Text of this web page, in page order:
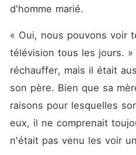
d'homme marié.
« Oui, nous pouvons voir
télévision tous les jours.
réchauffer, mais il était
son père. Bien que sa
raisons pour lesquelles
eux, il ne comprenait
n'était pas venu les voir